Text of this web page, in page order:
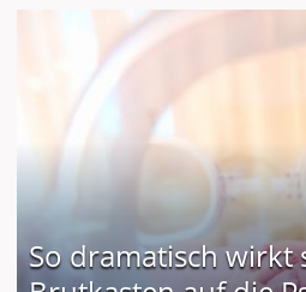
So dramatisch wirkt